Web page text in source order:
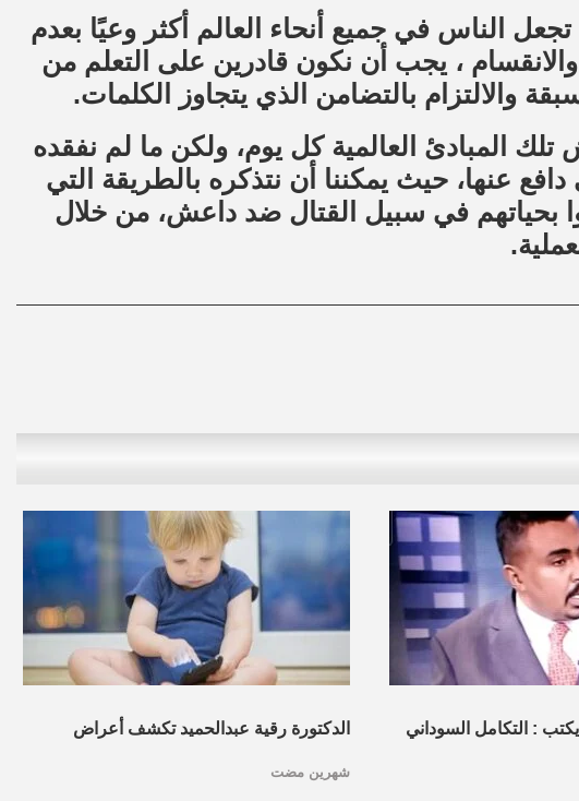
تجعل الناس في جميع أنحاء العالم أكثر وعيًا بعدم
، يجب أن نكون قادرين على التعلم من
والالتزام بالتضامن الذي يتجاوز الكلمات.
المبادئ العالمية كل يوم، ولكن ما لم نفقده
عنها، حيث يمكننا أن نتذكره بالطريقة التي
بحياتهم في سبيل القتال ضد داعش، من خلال
: التكامل السوداني الدكتورة رقية عبدالحميد تكشف أعراض
شهرين مضت